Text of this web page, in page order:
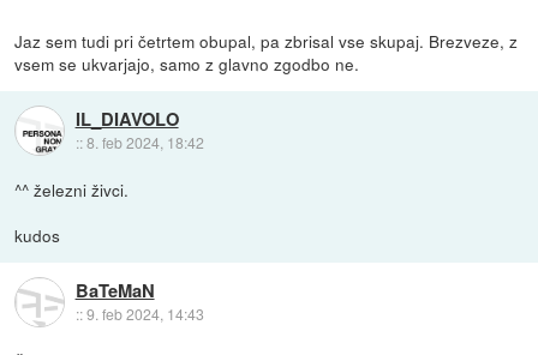
Jaz sem tudi pri četrtem obupal, pa zbrisal vse skupaj. Brezveze, z
vsem se ukvarjajo, samo z glavno zgodbo ne.
IL_DIAVOLO
::8. feb 2024, 18:42
^^ železni živci.
kudos
BaTeMaN
::9. feb 2024, 14:43